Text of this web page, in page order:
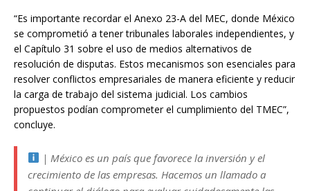
“Es importante recordar el Anexo 23-A del MEC, donde México
se comprometió a tener tribunales laborales independientes, y
el Capítulo 31 sobre el uso de medios alternativos de
resolución de disputas. Estos mecanismos son esenciales para
resolver conflictos empresariales de manera eficiente y reducir
la carga de trabajo del sistema judicial. Los cambios
propuestos podían comprometer el cumplimiento del TMEC”,
concluye.
| México es un país que favorece la inversión y el
crecimiento de las empresas. Hacemos un llamado a